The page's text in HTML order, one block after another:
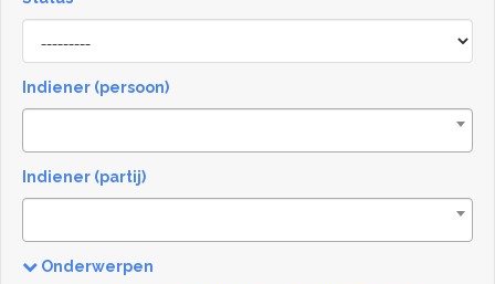
[invalid
name]
Indiener (persoon)
Indiener (partij)
Onderwerpen